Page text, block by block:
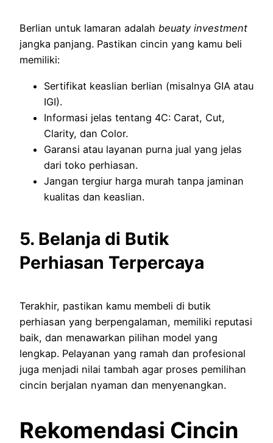
Berlian untuk lamaran adalah beuaty investment
jangka panjang. Pastikan cincin yang kamu beli
memiliki:
Sertifikat keaslian berlian (misalnya GIA atau
IGI).
Informasi jelas tentang 4C: Carat, Cut,
Clarity, dan Color.
Garansi atau layanan purna jual yang jelas
dari toko perhiasan.
Jangan tergiur harga murah tanpa jaminan
kualitas dan keaslian.
5. Belanja di Butik
Perhiasan Terpercaya
Terakhir, pastikan kamu membeli di butik
perhiasan yang berpengalaman, memiliki reputasi
baik, dan menawarkan pilihan model yang
lengkap. Pelayanan yang ramah dan profesional
juga menjadi nilai tambah agar proses pemilihan
cincin berjalan nyaman dan menyenangkan.
Rekomendasi Cincin